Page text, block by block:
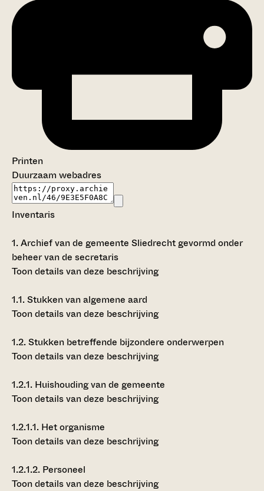
Printen
Duurzaam webadres
Inventaris
1.Archief van de gemeente Sliedrecht gevormd onder
beheer van de secretaris
Toon details van deze beschrijving
1.1.Stukken van algemene aard
Toon details van deze beschrijving
1.2.Stukken betreffende bijzondere onderwerpen
Toon details van deze beschrijving
1.2.1. Huishouding van de gemeente
Toon details van deze beschrijving
1.2.1.1. Het organisme
Toon details van deze beschrijving
1.2.1.2. Personeel
Toon details van deze beschrijving